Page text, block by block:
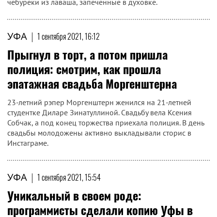
чебуреки из лаваша, запеченные в духовке.
УФА | 1 сентября 2021, 16:12
Прыгнул в торт, а потом пришла
полиция: смотрим, как прошла
эпатажная свадьба Моргенштерна
23-летний рэпер Моргенштерн женился на 21-летней
студентке Диларе Зинатуллиной. Свадьбу вела Ксения
Собчак, а под конец торжества приехала полиция. В день
свадьбы молодожены активно выкладывали сторис в
Инстаграме.
УФА | 1 сентября 2021, 15:54
Уникальный в своем роде:
программисты сделали копию Уфы в